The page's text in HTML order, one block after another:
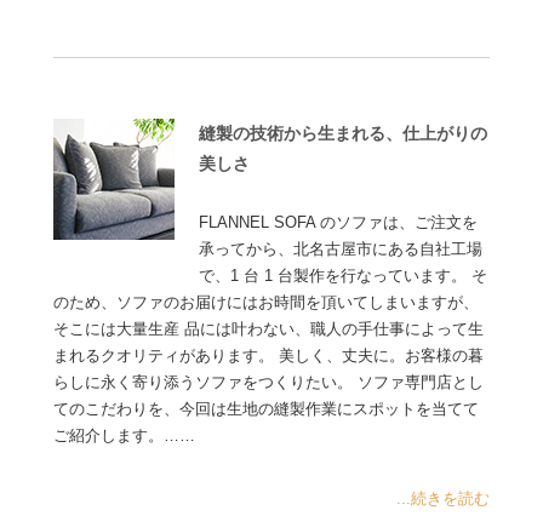
縫製の技術から生まれる、仕上がりの
美しさ
FLANNEL SOFA のソファは、ご注文を
承ってから、北名古屋市にある自社工場
で、1 台 1 台製作を行なっています。 そ
のため、ソファのお届けにはお時間を頂いてしまいますが、
そこには大量生産 品には叶わない、職人の手仕事によって生
まれるクオリティがあります。 美しく、丈夫に。お客様の暮
らしに永く寄り添うソファをつくりたい。 ソファ専門店とし
てのこだわりを、今回は生地の縫製作業にスポットを当てて
ご紹介します。……
...続きを読む